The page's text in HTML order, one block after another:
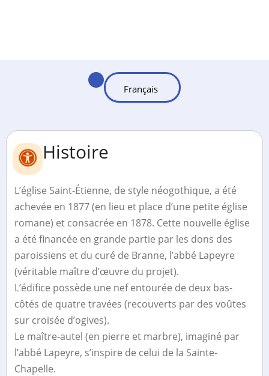
Histoire
L’église Saint-Étienne, de style néogothique, a été
achevée en 1877 (en lieu et place d’une petite église
romane) et consacrée en 1878. Cette nouvelle église
a été financée en grande partie par les dons des
paroissiens et du curé de Branne, l’abbé Lapeyre
(véritable maître d’œuvre du projet).
L’édifice possède une nef entourée de deux bas-
côtés de quatre travées (recouverts par des voûtes
sur croisée d’ogives).
Le maître-autel (en pierre et marbre), imaginé par
l’abbé Lapeyre, s’inspire de celui de la Sainte-
Chapelle.